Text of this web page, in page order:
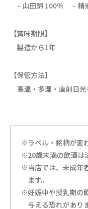
– 山田錦 100％ – 精
【賞味期限】
製造から1年
【保管方法】
高温・多湿・直射日
※ラベル・銘柄が変
※20歳未満の飲酒は
※当店では、未成年
ます。
※妊娠中や授乳期の
与える恐れがあり